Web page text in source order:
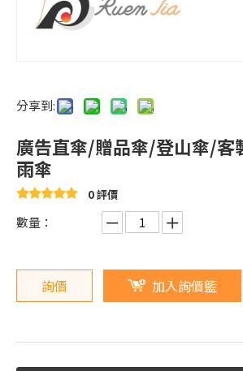
分享到:
廣告直傘/贈品傘/登山傘/客
雨傘
0 評價
數量：
詢價 加入詢價籃